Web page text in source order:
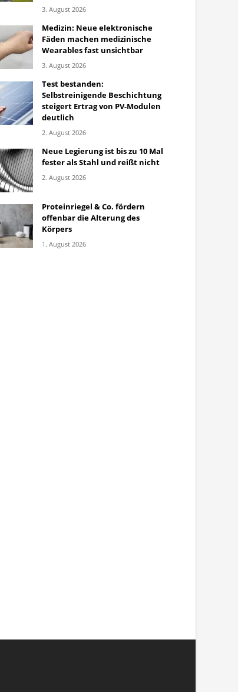
3. August 2026
Medizin: Neue elektronische
Fäden machen medizinische
Wearables fast unsichtbar
3. August 2026
Test bestanden:
Selbstreinigende Beschichtung
steigert Ertrag von PV-Modulen
deutlich
2. August 2026
Neue Legierung ist bis zu 10 Mal
fester als Stahl und reißt nicht
2. August 2026
Proteinriegel & Co. fördern
offenbar die Alterung des
Körpers
1. August 2026